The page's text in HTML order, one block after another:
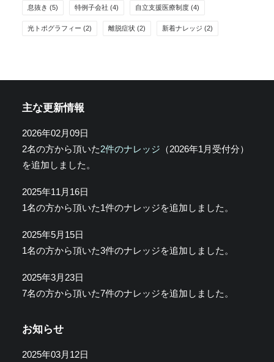
息抜き (5) 特例子会社 (4) 自立支援医療制度 (4)
光トポグラフィー (2) 離脱症状 (2) 新着ナレッジ (2)
主な更新情報
2026年02月09日
2名の方から頂いた2件のナレッジ （2026年1月受付分）
を追加しました。
2025年11月16日
1名の方から頂いた1件のナレッジを追加しました。
2025年5月15日
1名の方から頂いた3件のナレッジを追加しました。
2025年3月23日
7名の方から頂いた7件のナレッジを追加しました。
お知らせ
2025年03月12日